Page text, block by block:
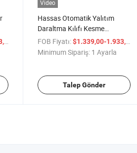
Video
Hassas Otomatik Yalıtım
Daraltma Kılıfı Kesme
Makinesi
FOB Fiyatı: $1.339,00-1.933,00
Minimum Sipariş: 1 Ayarla
Talep Gönder